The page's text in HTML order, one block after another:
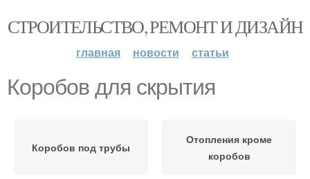
СТРОИТЕЛЬСТВО, РЕМОНТ И ДИЗАЙН
главная новости статьи
Коробов для скрытия
Коробов под трубы
Отопления кроме
коробов